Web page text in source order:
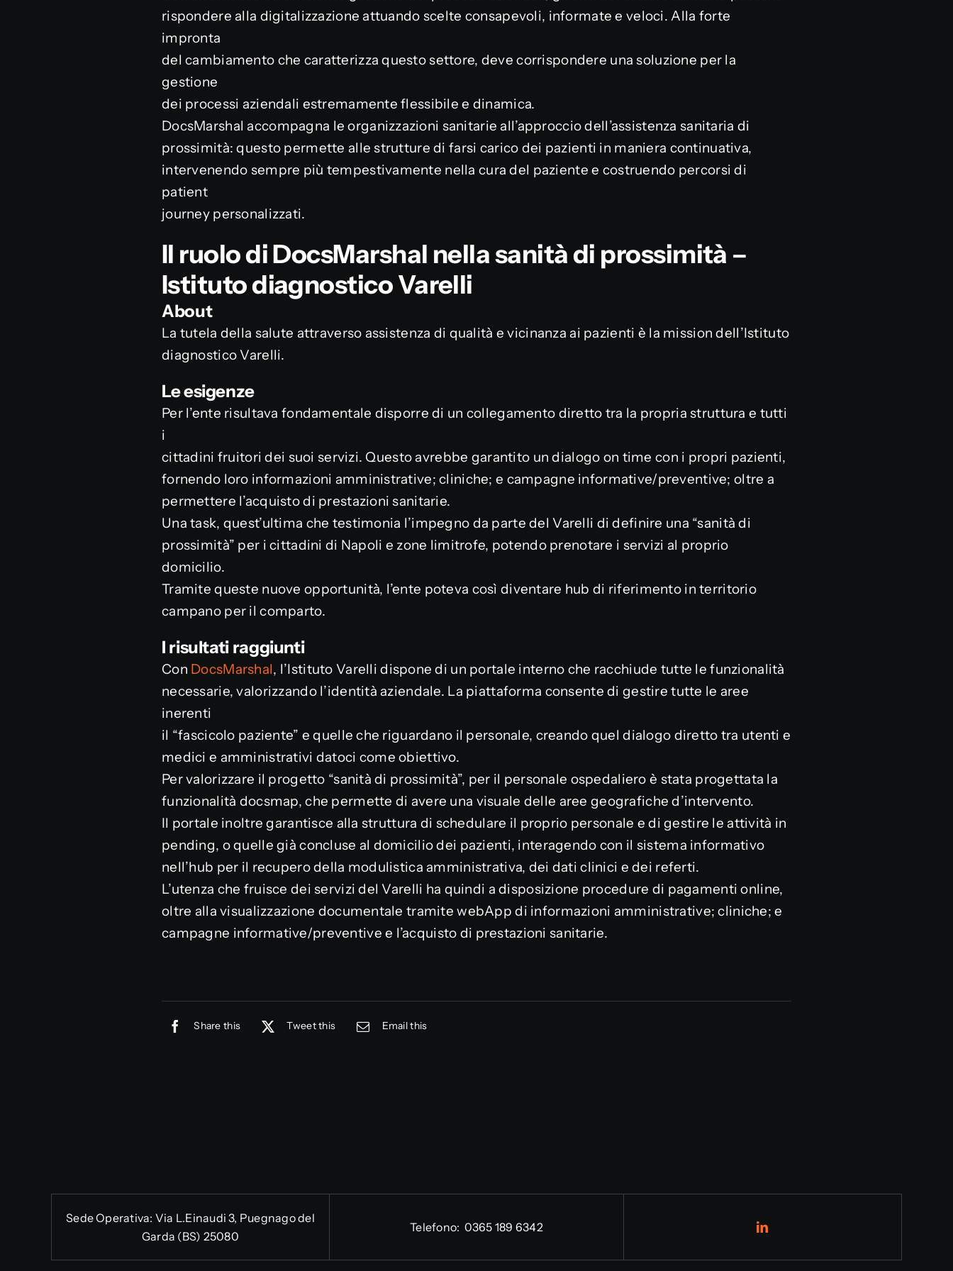
rispondere alla digitalizzazione attuando scelte consapevoli, informate e veloci. Alla forte
impronta
del cambiamento che caratterizza questo settore, deve corrispondere una soluzione per la
gestione
dei processi aziendali estremamente flessibile e dinamica.
DocsMarshal accompagna le organizzazioni sanitarie all’approccio dell’assistenza sanitaria di
prossimità: questo permette alle strutture di farsi carico dei pazienti in maniera continuativa,
intervenendo sempre più tempestivamente nella cura del paziente e costruendo percorsi di
patient
journey personalizzati.
Il ruolo di DocsMarshal nella sanità di prossimità –
Istituto diagnostico Varelli
About
La tutela della salute attraverso assistenza di qualità e vicinanza ai pazienti è la mission dell’Istituto
diagnostico Varelli.
Le esigenze
Per l’ente risultava fondamentale disporre di un collegamento diretto tra la propria struttura e tutti
i
cittadini fruitori dei suoi servizi. Questo avrebbe garantito un dialogo on time con i propri pazienti,
fornendo loro informazioni amministrative; cliniche; e campagne informative/preventive; oltre a
permettere l’acquisto di prestazioni sanitarie.
Una task, quest’ultima che testimonia l’impegno da parte del Varelli di definire una “sanità di
prossimità” per i cittadini di Napoli e zone limitrofe, potendo prenotare i servizi al proprio
domicilio.
Tramite queste nuove opportunità, l’ente poteva così diventare hub di riferimento in territorio
campano per il comparto.
I risultati raggiunti
Con DocsMarshal, l’Istituto Varelli dispone di un portale interno che racchiude tutte le funzionalità
necessarie, valorizzando l’identità aziendale. La piattaforma consente di gestire tutte le aree
inerenti
il “fascicolo paziente” e quelle che riguardano il personale, creando quel dialogo diretto tra utenti e
medici e amministrativi datoci come obiettivo.
Per valorizzare il progetto “sanità di prossimità”, per il personale ospedaliero è stata progettata la
funzionalità docsmap, che permette di avere una visuale delle aree geografiche d’intervento.
Il portale inoltre garantisce alla struttura di schedulare il proprio personale e di gestire le attività in
pending, o quelle già concluse al domicilio dei pazienti, interagendo con il sistema informativo
nell’hub per il recupero della modulistica amministrativa, dei dati clinici e dei referti.
L’utenza che fruisce dei servizi del Varelli ha quindi a disposizione procedure di pagamenti online,
oltre alla visualizzazione documentale tramite webApp di informazioni amministrative; cliniche; e
campagne informative/preventive e l’acquisto di prestazioni sanitarie.
Share this Tweet this Email this
Sede Operativa: Via L.Einaudi 3, Puegnago del
Garda (BS) 25080
Telefono: 0365 189 6342